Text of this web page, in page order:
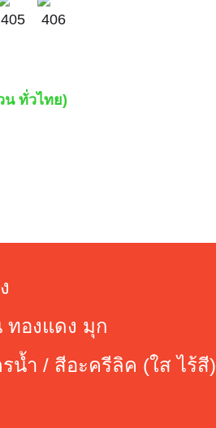
น ทั่วไทย)
ทองแดง มุก
น้ำ / สีอะครีลิค (ใส ไร้สี)